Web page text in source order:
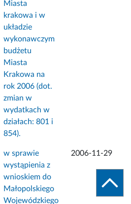
Miasta
krakowa i w
układzie
wykonawczym
budżetu
Miasta
Krakowa na
rok 2006 (dot.
zmian w
wydatkach w
działach: 801 i
854).
w sprawie
wystąpienia z
wnioskiem do
Małopolskiego
Wojewódzkiego
2006-11-29